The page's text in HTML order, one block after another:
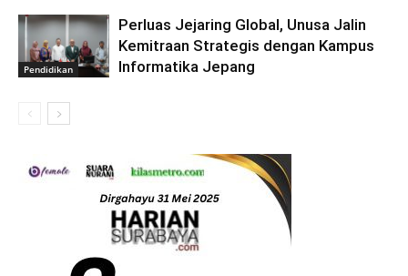
Pendidikan
Perluas Jejaring Global, Unusa Jalin
Kemitraan Strategis dengan Kampus
Informatika Jepang